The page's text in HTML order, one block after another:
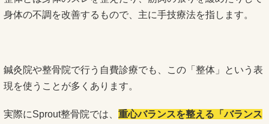
身体の不調を改善するもので、主に手技療法を指します。
鍼灸院や整骨院で行う自費診療でも、この「整体」という表
現を使うことが多くあります。
実際にSprout整骨院では、 重心バランスを整える「バランス